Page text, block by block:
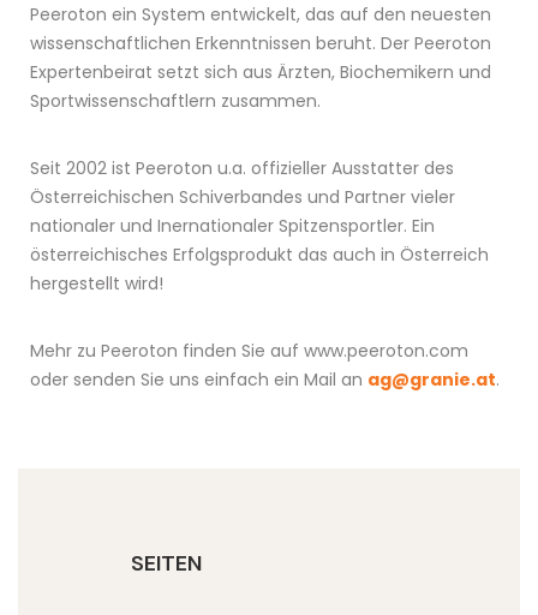
Peeroton ein System entwickelt, das auf den neuesten
wissenschaftlichen Erkenntnissen beruht. Der Peeroton
Expertenbeirat setzt sich aus Ärzten, Biochemikern und
Sportwissenschaftlern zusammen.
Seit 2002 ist Peeroton u.a. offizieller Ausstatter des
Österreichischen Schiverbandes und Partner vieler
nationaler und Inernationaler Spitzensportler. Ein
österreichisches Erfolgsprodukt das auch in Österreich
hergestellt wird!
Mehr zu Peeroton finden Sie auf www.peeroton.com
oder senden Sie uns einfach ein Mail an ag@granie.at.
SEITEN